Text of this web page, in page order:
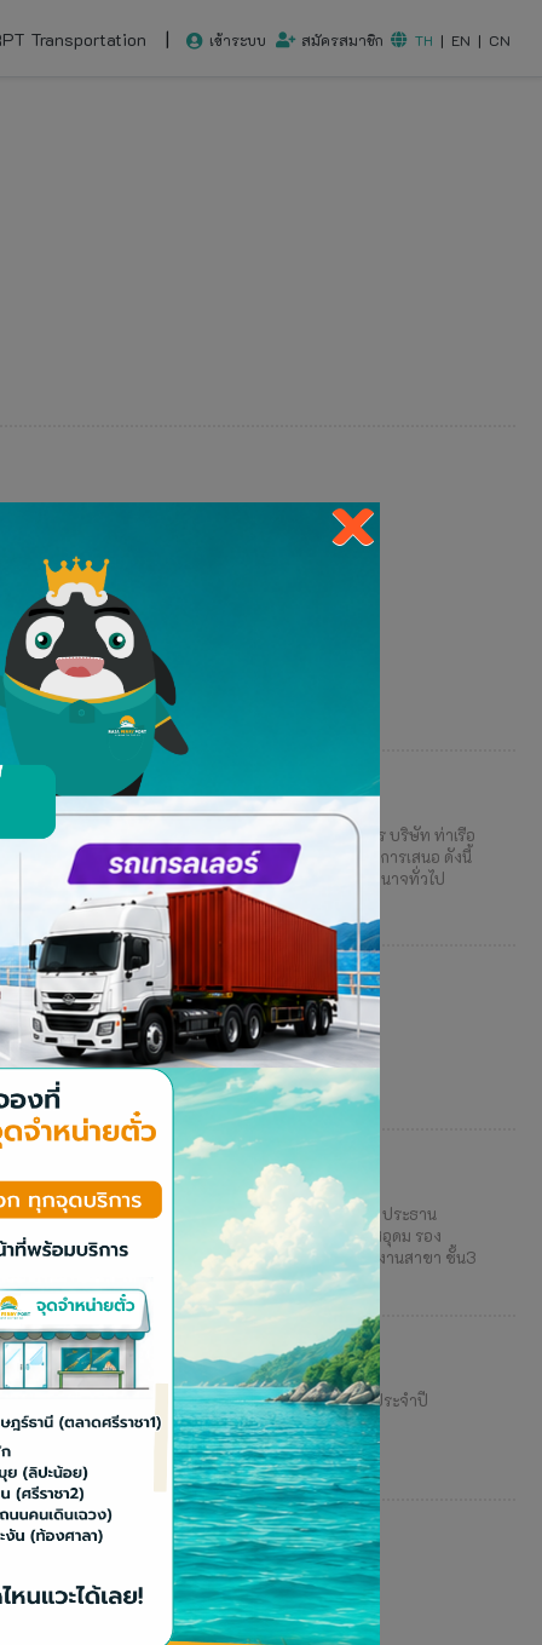
Transportation | เข้าระบบ สมัครสมาชิก TH | EN | CN
ติกส์ ผู้ถือหุ้นไฟเขียวผ่านทุกวาระ
ชาติ ชโยภาส กรรมการผู้จัดการ พร้อมด้วยคณะกรรมการ บริษัท ท่าเรือ
จำปี 2566 ซึ่งที่ประชุมผู้ถือหุ้นมีมติอนุมัติตามที่คณะกรรมการเสนอ ดังนี้
ติขยายระยะเวลาการจัดสรรหุ้นสามัญเพิ่มทุนแบบมอบอำนาจทั่วไป
มัติผ่านทุกวาระที่นำเสนอ นายธงทอง จันทรางศุ (กลาง) ประธาน
ชโยภาส กรรมการผู้จัดการ (ขวา) และนายชาคริต โอภาสอุดม รอง
ารบริษัทฯ จัดงานประชุมผู้ถือหุ้นประจำปี 2564 ณ สำนักงานสาขา ชั้น3
หรับผู้เข้าร่วมประชุมสามัญผู้ถือหุ้นประจำปี 2564
ะแนวทางปฏิบัติตนสำหรับผู้เข้าร่วมประชุมสามัญผู้ถือหุ้นประจำปี
×